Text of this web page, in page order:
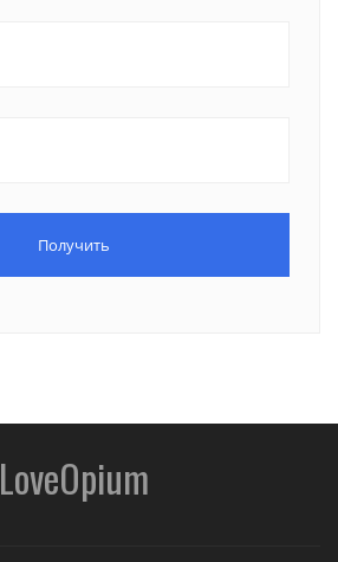
LoveOpium